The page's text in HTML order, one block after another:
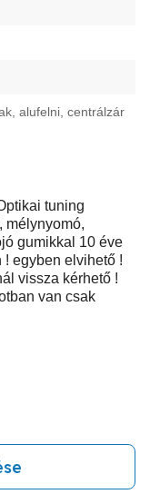
alufelni, centrálzár
tuning
mélynyomó,
gumikkal 10 éve
! egyben elvihető !
vissza kérhető !
van csak